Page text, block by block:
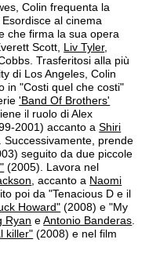
Colin frequenta la
al cinema
che firma la sua opera
Scott, Liv Tyler,
Trasferitosi alla più
di Los Angeles, Colin
in "Costi quel che costi"
'Band Of Brothers'
il ruolo di Alex
2001) accanto aShiri
. Successivamente, prende
seguito da due piccole
(2005). Lavora nel
, accanto a Naomi
poi da "Tenacious D e il
Howard" (2008) e "My
Ryan eAntonio Banderas
killer" (2008) e nel film